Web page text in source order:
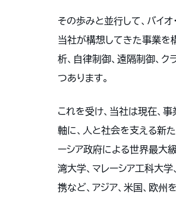
その歩みと並行して、バイ
当社が構想してきた事業を
析、自律制御、遠隔制御、
つあります。
これを受け、当社は現在、
軸に、人と社会を支える新
ーシア政府による世界最大
湾大学、マレーシア工科大
携など、アジア、米国、欧州